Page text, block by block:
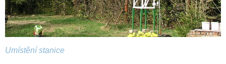
Umístění stanice